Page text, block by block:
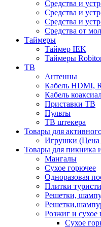
Средства и
Средства и
Средства и
Средства от
Таймеры
Таймер IEK
Таймеры
ТВ
Антенны
Кабель HDMI,
Кабель
Приставки ТВ
Пульты
ТВ штекера
Товары для
Игрушки (Цена
Товары для пикника
Мангалы
Сухое горючее
Одноразовая
Плитки
Решетки,
Розжиг и сухое
Сухое